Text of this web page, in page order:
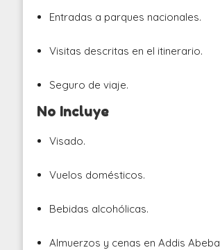
Entradas a parques nacionales.
Visitas descritas en el itinerario.
Seguro de viaje.
No Incluye
Visado.
Vuelos domésticos.
Bebidas alcohólicas.
Almuerzos y cenas en Addis